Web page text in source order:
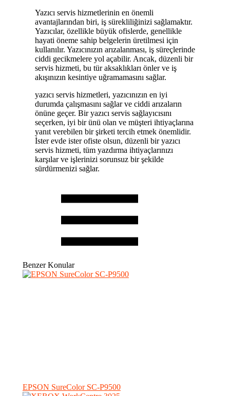
Yazıcı servis hizmetlerinin en önemli
avantajlarından biri, iş sürekliliğinizi sağlamaktır.
Yazıcılar, özellikle büyük ofislerde, genellikle
hayati öneme sahip belgelerin üretilmesi için
kullanılır. Yazıcınızın arızalanması, iş süreçlerinde
ciddi gecikmelere yol açabilir. Ancak, düzenli bir
servis hizmeti, bu tür aksaklıkları önler ve iş
akışınızın kesintiye uğramamasını sağlar.
yazıcı servis hizmetleri, yazıcınızın en iyi
durumda çalışmasını sağlar ve ciddi arızaların
önüne geçer. Bir yazıcı servis sağlayıcısını
seçerken, iyi bir ünü olan ve müşteri ihtiyaçlarına
yanıt verebilen bir şirketi tercih etmek önemlidir.
İster evde ister ofiste olsun, düzenli bir yazıcı
servis hizmeti, tüm yazdırma ihtiyaçlarınızı
karşılar ve işlerinizi sorunsuz bir şekilde
sürdürmenizi sağlar.
Benzer Konular
EPSON SureColor SC-P9500